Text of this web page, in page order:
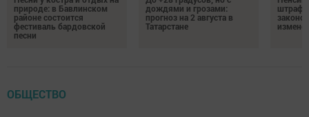
природе: в Бавлинском
районе состоится
фестиваль бардовской
песни
дождями и грозами:
прогноз на 2 августа в
Татарстане
ОБЩЕСТВО